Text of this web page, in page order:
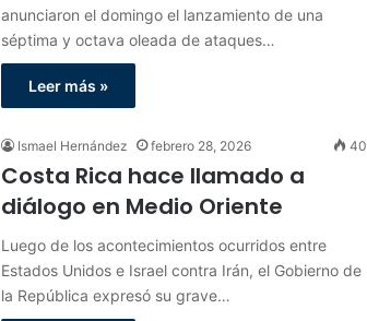
anunciaron el domingo el lanzamiento de una
séptima y octava oleada de ataques…
Leer más »
Ismael Hernández febrero 28, 2026 40
Costa Rica hace llamado a
diálogo en Medio Oriente
Luego de los acontecimientos ocurridos entre
Estados Unidos e Israel contra Irán, el Gobierno de
la República expresó su grave…